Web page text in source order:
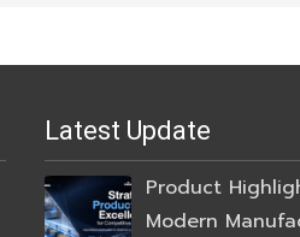
Latest Update
Product
Modern